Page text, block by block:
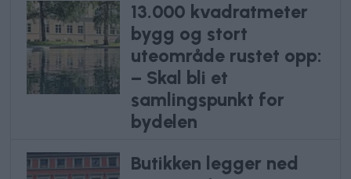
13.000 kvadratmeter
bygg og stort
uteområde rustet opp:
– Skal bli et
samlingspunkt for
bydelen
Butikken legger ned